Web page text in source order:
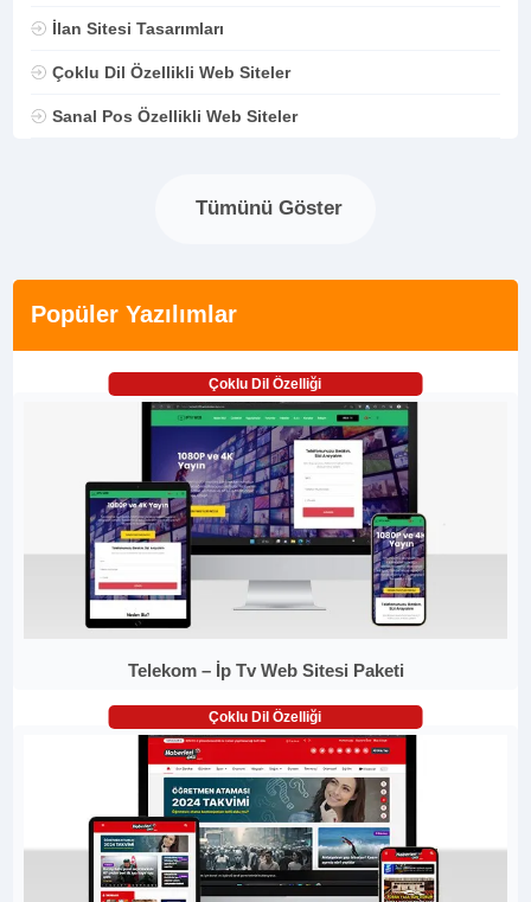
İlan Sitesi Tasarımları
Çoklu Dil Özellikli Web Siteler
Sanal Pos Özellikli Web Siteler
Tümünü Göster
Popüler Yazılımlar
Çoklu Dil Özelliği
Telekom – İp Tv Web Sitesi Paketi
Çoklu Dil Özelliği